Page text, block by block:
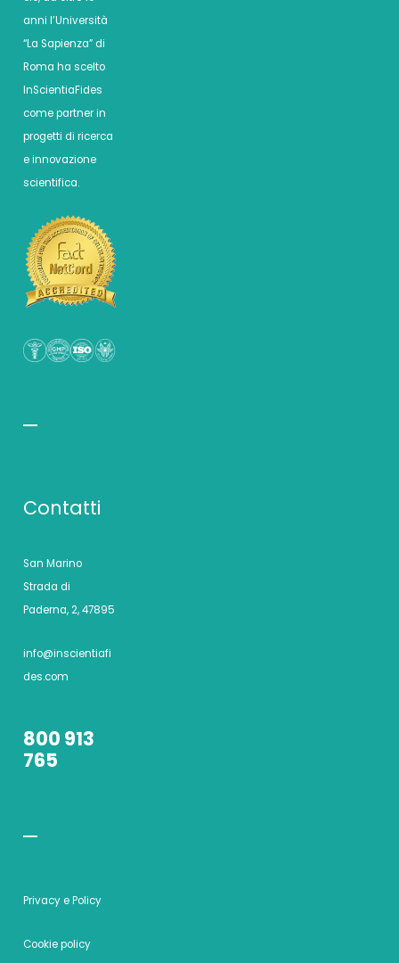
anni l’Università
“La Sapienza” di
Roma ha scelto
InScientiaFides
come partner in
progetti di ricerca
e innovazione
scientifica.
Contatti
San Marino
Strada di
Paderna, 2, 47895
info@inscientiafi
des.com
800 913
765
Privacy e Policy
Cookie policy